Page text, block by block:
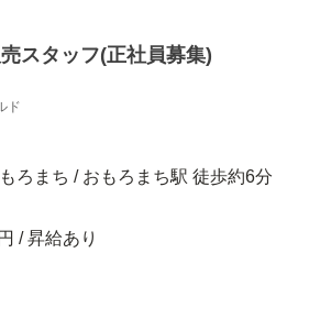
スタッフ(正社員募集)
ド
ろまち / おもろまち駅 徒歩約6分
/ 昇給あり